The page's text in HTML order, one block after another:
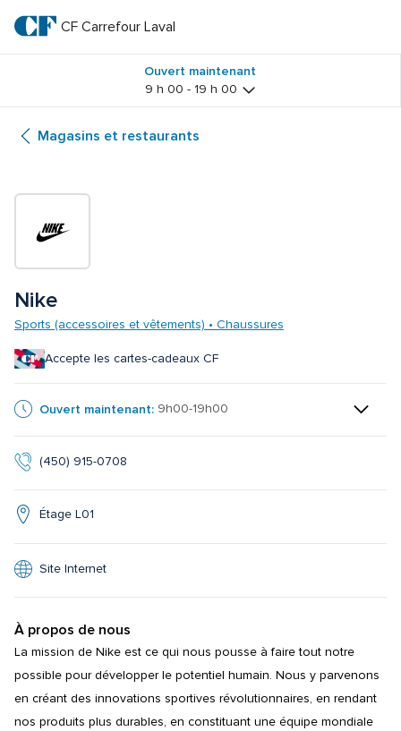
texte
principal
CF
Laval
CF Carrefour Laval
Ouvert maintenant
9 h 00 - 19 h 00
Magasins et restaurants
Nike
Sports (accessoires et vêtements) • Chaussures
Accepte les cartes-cadeaux CF
Ouvert maintenant: 9h00-19h00
(450) 915-0708
Étage L01
Site Internet
À propos de nous
La mission de Nike est ce qui nous pousse à faire tout notre
possible pour développer le potentiel humain. Nous y parvenons
en créant des innovations sportives révolutionnaires, en rendant
nos produits plus durables, en constituant une équipe mondiale